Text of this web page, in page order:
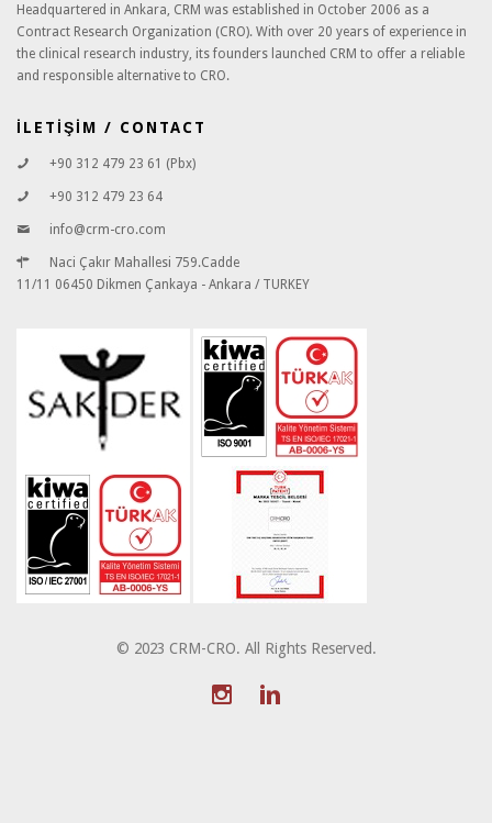
Headquartered in Ankara, CRM was established in October 2006 as a
Contract Research Organization (CRO). With over 20 years of experience in
the clinical research industry, its founders launched CRM to offer a reliable
and responsible alternative to CRO.
İLETİŞİM / CONTACT
+90 312 479 23 61 (Pbx)
+90 312 479 23 64
info@crm-cro.com
Naci Çakır Mahallesi 759.Cadde
11/11 06450 Dikmen Çankaya - Ankara / TURKEY
© 2023 CRM-CRO. All Rights Reserved.